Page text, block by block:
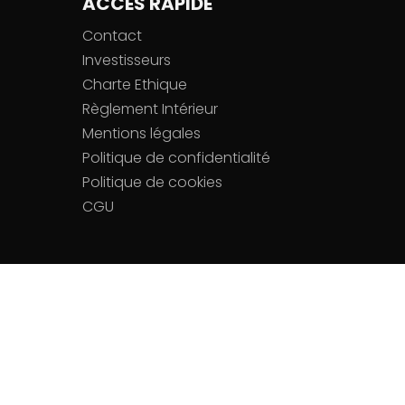
Contact
Investisseurs
Charte Ethique
Règlement Intérieur
Mentions légales
Politique de confidentialité
Politique de cookies
CGU